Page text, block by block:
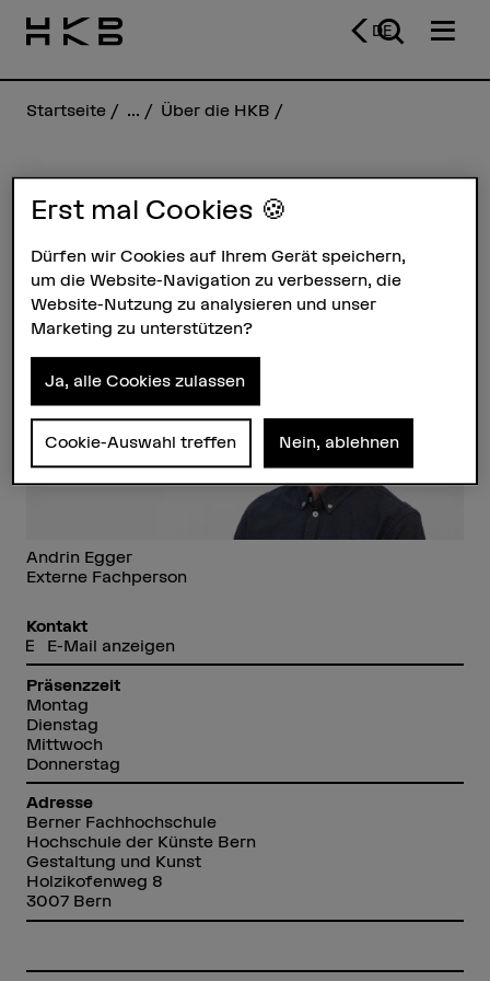
DE
Startseite ... Über die HKB
Andrin Egger
Steckbrief
Andrin Egger
Externe Fachperson
Kontakt
E-Mail anzeigen
Präsenzzeit
Montag
Dienstag
Mittwoch
Donnerstag
Adresse
Berner Fachhochschule
Hochschule der Künste Bern
Gestaltung und Kunst
Holzikofenweg 8
3007 Bern
Erst mal Cookies 🍪
Dürfen wir Cookies auf Ihrem Gerät speichern,
um die Website-Navigation zu verbessern, die
Website-Nutzung zu analysieren und unser
Marketing zu unterstützen?
Ja, alle Cookies zulassen
Cookie-Auswahl treffen Nein, ablehnen